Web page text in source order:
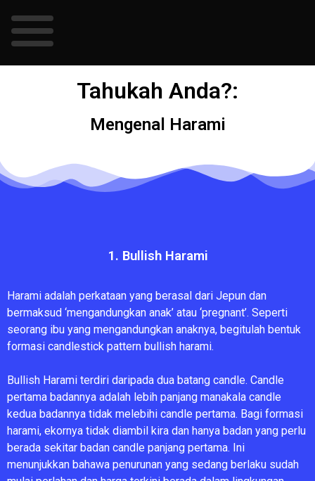
Tahukah Anda?:​​
Mengenal Harami
1. Bullish Harami
Harami adalah perkataan yang berasal dari Jepun dan
bermaksud ‘mengandungkan anak’ atau ‘pregnant’. Seperti
seorang ibu yang mengandungkan anaknya, begitulah bentuk
formasi candlestick pattern bullish harami.
Bullish Harami terdiri daripada dua batang candle. Candle
pertama badannya adalah lebih panjang manakala candle
kedua badannya tidak melebihi candle pertama. Bagi formasi
harami, ekornya tidak diambil kira dan hanya badan yang perlu
berada sekitar badan candle panjang pertama. Ini
menunjukkan bahawa penurunan yang sedang berlaku sudah